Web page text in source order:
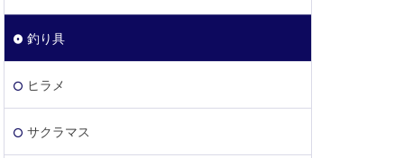
釣り具
ヒラメ
サクラマス